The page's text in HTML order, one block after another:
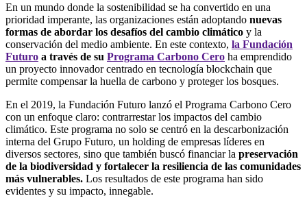
En un mundo donde la sostenibilidad se ha convertido en una
prioridad imperante, las organizaciones están adoptando nuevas
formas de abordar los desafíos del cambio climático y la
conservación del medio ambiente. En este contexto, la Fundación
Futuro a través de su Programa Carbono Cero ha emprendido
un proyecto innovador centrado en tecnología blockchain que
permite compensar la huella de carbono y proteger los bosques.
En el 2019, la Fundación Futuro lanzó el Programa Carbono Cero
con un enfoque claro: contrarrestar los impactos del cambio
climático. Este programa no solo se centró en la descarbonización
interna del Grupo Futuro, un holding de empresas líderes en
diversos sectores, sino que también buscó financiar la preservación
de la biodiversidad y fortalecer la resiliencia de las comunidades
más vulnerables. Los resultados de este programa han sido
evidentes y su impacto, innegable.